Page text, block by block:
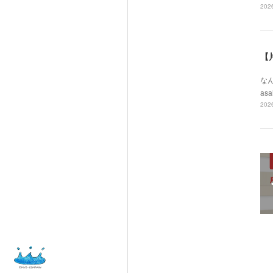
な